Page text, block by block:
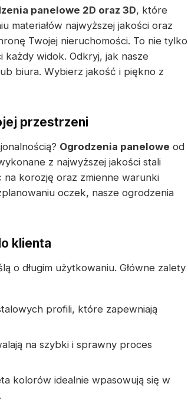
panelowe 2D oraz 3D, które
materiałów najwyższej jakości oraz
Twojej nieruchomości. To nie tylko
widok. Odkryj, jak nasze
biura. Wybierz jakość i piękno z
przestrzeni
Ogrodzenia panelowe od
z najwyższej jakości stali
korozję oraz zmienne warunki
oczek, nasze ogrodzenia
klienta
o długim użytkowaniu. Główne zalety
profili, które zapewniają
na szybki i sprawny proces
kolorów idealnie wpasowują się w